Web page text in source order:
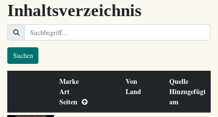
Inhaltsverzeichnis
Suchen
Marke
Art
Seiten
Von
Land
Quelle
Hinzugefügt
am